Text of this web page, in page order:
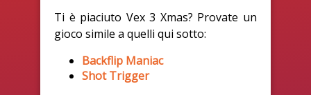
Ti è piaciuto Vex 3 Xmas? Provate un
gioco simile a quelli qui sotto:
Backflip Maniac
Shot Trigger